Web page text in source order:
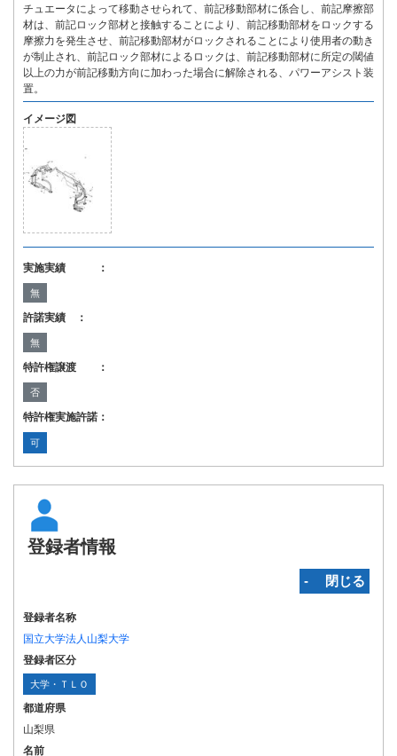
チュエータによって移動させられて、前記移動部材に係合し、前記摩擦部
材は、前記ロック部材と接触することにより、前記移動部材をロックする
摩擦力を発生させ、前記移動部材がロックされることにより使用者の動き
が制止され、前記ロック部材によるロックは、前記移動部材に所定の閾値
以上の力が前記移動方向に加わった場合に解除される、パワーアシスト装
置。
イメージ図
実施実績 ：
無
許諾実績 ：
無
特許権譲渡 ：
否
特許権実施許諾：
可
登録者情報
‐ 閉じる
登録者名称
国立大学法人山梨大学
登録者区分
大学・ＴＬＯ
都道府県
山梨県
名前